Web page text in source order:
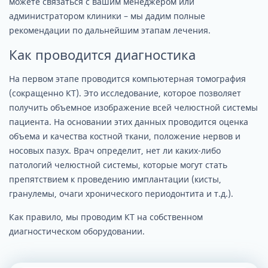
администратором клиники – мы дадим полные
рекомендации по дальнейшим этапам лечения.
Как проводится диагностика
На первом этапе проводится компьютерная томография
(сокращенно КТ). Это исследование, которое позволяет
получить объемное изображение всей челюстной системы
пациента. На основании этих данных проводится оценка
объема и качества костной ткани, положение нервов и
носовых пазух. Врач определит, нет ли каких-либо
патологий челюстной системы, которые могут стать
препятствием к проведению имплантации (кисты,
гранулемы, очаги хронического периодонтита и т.д.).
Как правило, мы проводим КТ на собственном
диагностическом оборудовании.